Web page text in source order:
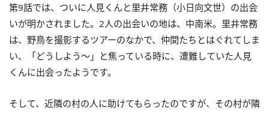
第9話では、ついに人見くんと里井常務（小日向文世）の出会
いが明かされました。2人の出会いの地は、中南米。里井常務
は、野鳥を撮影するツアーのなかで、仲間たちとはぐれてしま
い、「どうしよう〜」と焦っている時に、遭難していた人見
くんに出会ったようです。
そして、近隣の村の人に助けてもらったのですが、その村が隣